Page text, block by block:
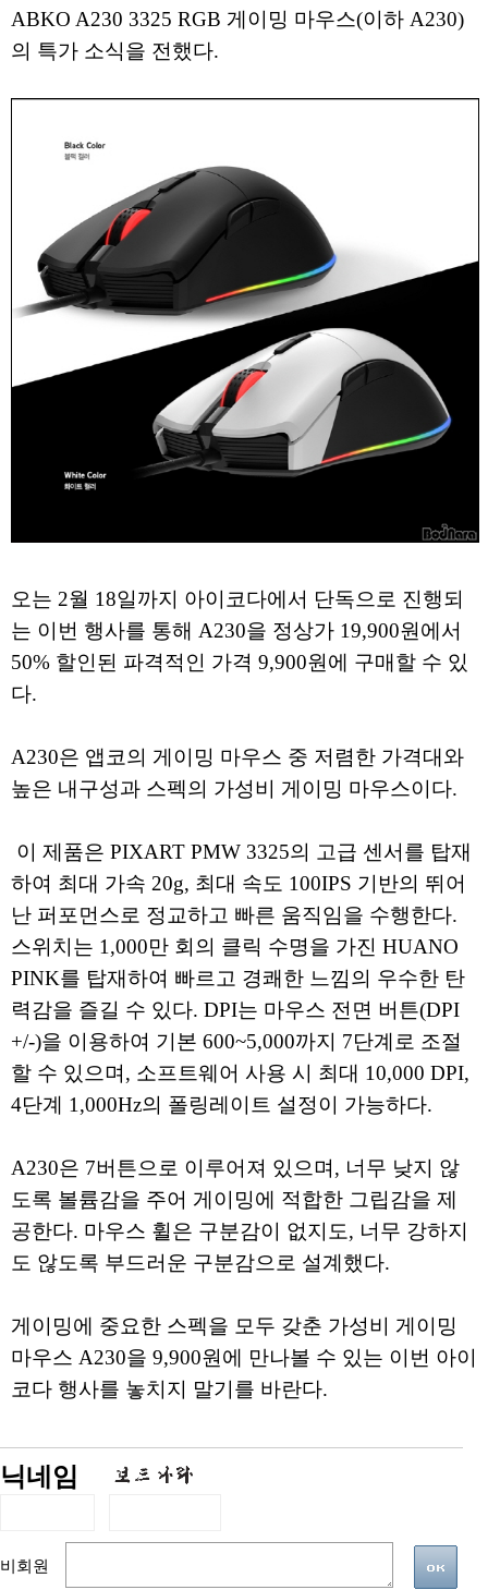
ABKO A230 3325 RGB 게이밍 마우스(이하 A230)
의 특가 소식을 전했다.
오는 2월 18일까지 아이코다에서 단독으로 진행되
는 이번 행사를 통해 A230을 정상가 19,900원에서
50% 할인된 파격적인 가격 9,900원에 구매할 수 있
다.
A230은 앱코의 게이밍 마우스 중 저렴한 가격대와
높은 내구성과 스펙의 가성비 게이밍 마우스이다.
이 제품은 PIXART PMW 3325의 고급 센서를 탑재
하여 최대 가속 20g, 최대 속도 100IPS 기반의 뛰어
난 퍼포먼스로 정교하고 빠른 움직임을 수행한다.
스위치는 1,000만 회의 클릭 수명을 가진 HUANO
PINK를 탑재하여 빠르고 경쾌한 느낌의 우수한 탄
력감을 즐길 수 있다. DPI는 마우스 전면 버튼(DPI
+/-)을 이용하여 기본 600~5,000까지 7단계로 조절
할 수 있으며, 소프트웨어 사용 시 최대 10,000 DPI,
4단계 1,000Hz의 폴링레이트 설정이 가능하다.
A230은 7버튼으로 이루어져 있으며, 너무 낮지 않
도록 볼륨감을 주어 게이밍에 적합한 그립감을 제
공한다. 마우스 휠은 구분감이 없지도, 너무 강하지
도 않도록 부드러운 구분감으로 설계했다.
게이밍에 중요한 스펙을 모두 갖춘 가성비 게이밍
마우스 A230을 9,900원에 만나볼 수 있는 이번 아이
코다 행사를 놓치지 말기를 바란다.
닉네임
비회원